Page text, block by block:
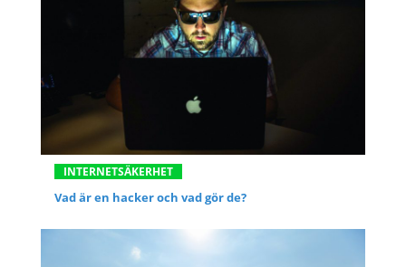
INTERNETSÄKERHET
Vad är en hacker och vad gör de?